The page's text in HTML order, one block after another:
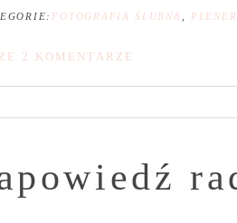
FOTOGRAFIA ŚLUBNA
2 KOMENTARZE